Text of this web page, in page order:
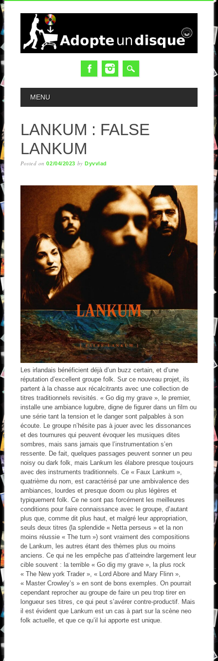
MAIN MENU
MENU
LANKUM : FALSE
LANKUM
Posted on02/04/2023 byDyvvlad
Les irlandais bénéficient déjà d’un buzz certain, et d’une
réputation d’excellent groupe folk. Sur ce nouveau projet, ils
partent à la chasse aux récalcitrants avec une collection de
titres traditionnels revisités. « Go dig my grave », le premier,
installe une ambiance lugubre, digne de figurer dans un film ou
une série tant la tension et le danger sont palpables à son
écoute. Le groupe n’hésite pas à jouer avec les dissonances
et des tournures qui peuvent évoquer les musiques dites
sombres, mais sans jamais que l’instrumentation s’en
ressente. De fait, quelques passages peuvent sonner un peu
noisy ou dark folk, mais Lankum les élabore presque toujours
avec des instruments traditionnels. Ce « Faux Lankum »,
quatrième du nom, est caractérisé par une ambivalence des
ambiances, lourdes et presque doom ou plus légères et
typiquement folk. Ce ne sont pas forcément les meilleures
conditions pour faire connaissance avec le groupe, d’autant
plus que, comme dit plus haut, et malgré leur appropriation,
seuls deux titres (la splendide « Netta perseus » et la non
moins réussie « The turn ») sont vraiment des compositions
de Lankum, les autres étant des thèmes plus ou moins
anciens. Ce qui ne les empêche pas d’atteindre largement leur
cible souvent : la terrible « Go dig my grave », la plus rock
« The New york Trader », « Lord Abore and Mary Flinn »,
« Master Crowley’s » en sont de bons exemples. On pourrait
cependant reprocher au groupe de faire un peu trop tirer en
longueur ses titres, ce qui peut s’avérer contre-productif. Mais
il est évident que Lankum est un cas à part sur la scène neo
folk actuelle, et que ce qu’il lui apporte est unique.